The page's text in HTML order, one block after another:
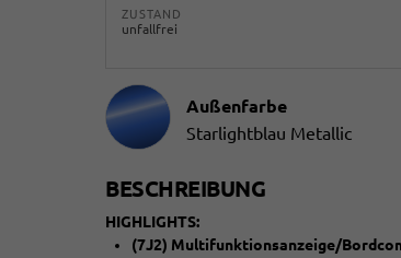
ZUSTAND
unfallfrei
Außenfarbe
Starlightblau Metallic
BESCHREIBUNG
HIGHLIGHTS:
(7J2) Multifunktionsanzeige/